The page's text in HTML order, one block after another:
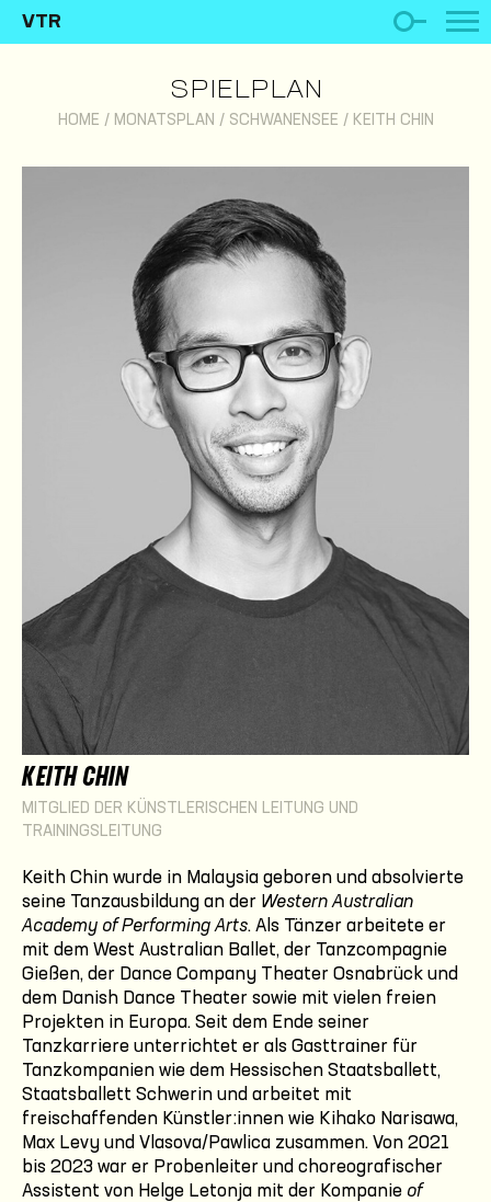
VTR
SPIELPLAN
HOME / MONATSPLAN / SCHWANENSEE / KEITH CHIN
KEITH CHIN
MITGLIED DER KÜNSTLERISCHEN LEITUNG UND
TRAININGSLEITUNG
Keith Chin wurde in Malaysia geboren und absolvierte
seine Tanzausbildung an der Western Australian
Academy of Performing Arts. Als Tänzer arbeitete er
mit dem West Australian Ballet, der Tanzcompagnie
Gießen, der Dance Company Theater Osnabrück und
dem Danish Dance Theater sowie mit vielen freien
Projekten in Europa. Seit dem Ende seiner
Tanzkarriere unterrichtet er als Gasttrainer für
Tanzkompanien wie dem Hessischen Staatsballett,
Staatsballett Schwerin und arbeitet mit
freischaffenden Künstler:innen wie Kihako Narisawa,
Max Levy und Vlasova/Pawlica zusammen. Von 2021
bis 2023 war er Probenleiter und choreografischer
Assistent von Helge Letonja mit der Kompanie of